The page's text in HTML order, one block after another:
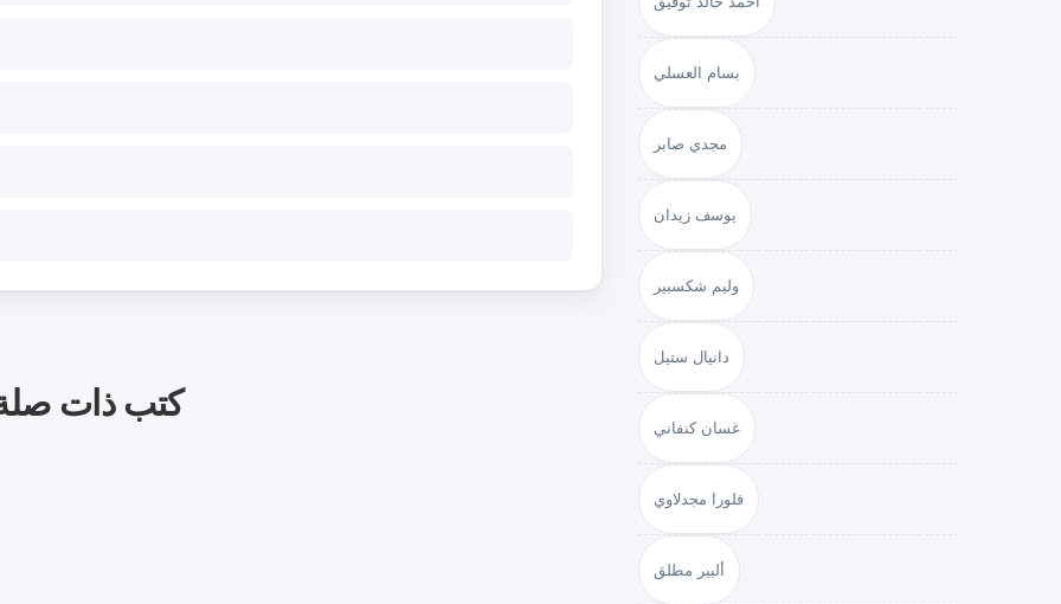
كتب ذات
بسام العسلي
مجدي صابر
يوسف زيدان
وليم شكسبير
دانيال ستيل
غسان كنفاني
فلورا مجدلاوي
ألبير مطلق